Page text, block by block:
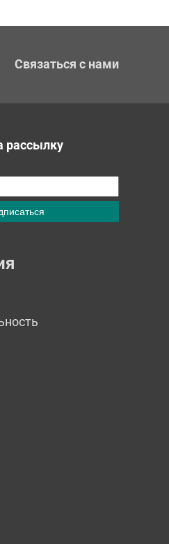
Связаться с нами
рассылку